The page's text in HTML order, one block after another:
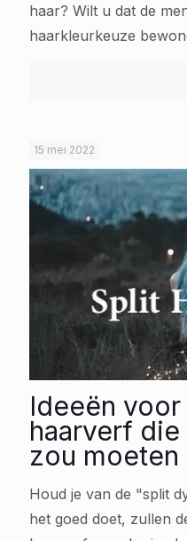
haar? Wilt u dat de
haarkleurkeuze
15 mei 2022
Ideeën
haarverf
zou moeten
Houd je van de "split
het goed doet, zullen